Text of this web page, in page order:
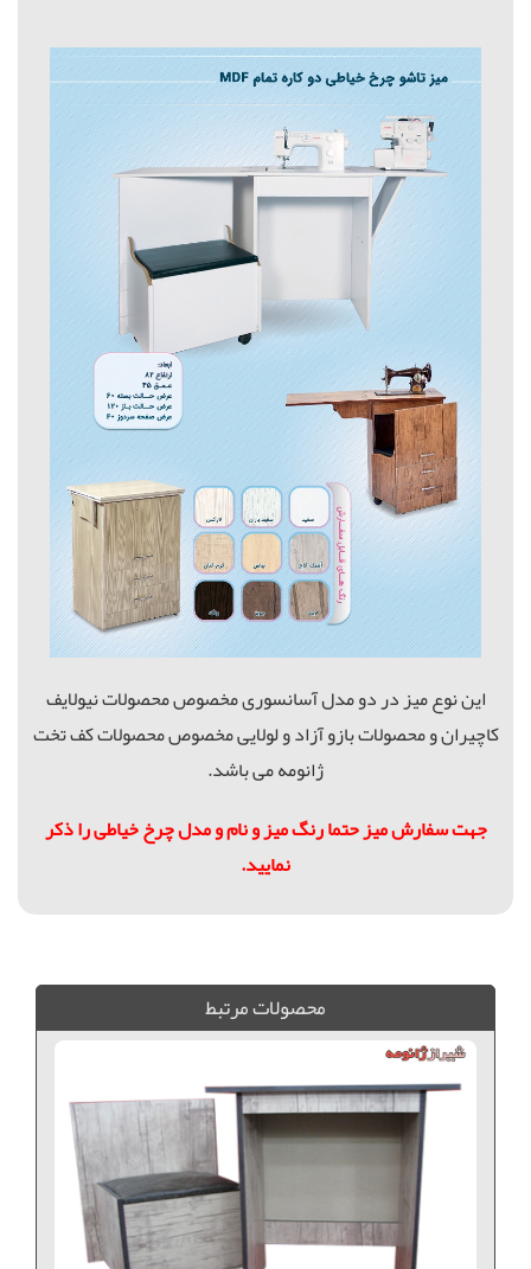
این نوع میز در دو مدل آسانسوری مخصوص محصولات نیولایف
کاچیران و محصولات بازو آزاد و لولایی مخصوص محصولات کف تخت
ژانومه می باشد.
جهت سفارش میز حتما رنگ میز و نام و مدل چرخ خیاطی را ذکر
نمایید.
محصولات مرتبط